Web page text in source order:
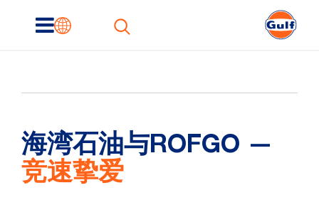
海湾石油与ROFGO —
竞速挚爱​